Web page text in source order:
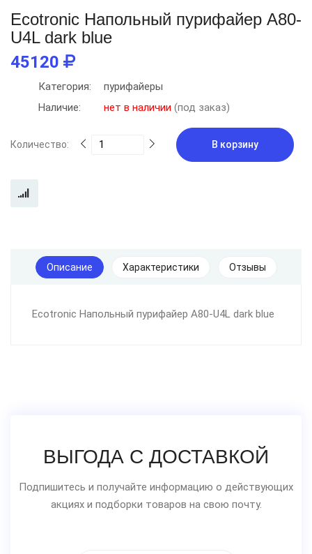
Ecotronic Напольный пурифайер A80-
U4L dark blue
45120
Категория:
пурифайеры
Наличие:
нет в наличии (под заказ)
Количество: В корзину
Описание Характеристики Отзывы
Ecotronic Напольный пурифайер A80-U4L dark blue
ВЫГОДА С ДОСТАВКОЙ
Подпишитесь и получайте информацию о действующих
акциях и подборки товаров на свою почту.